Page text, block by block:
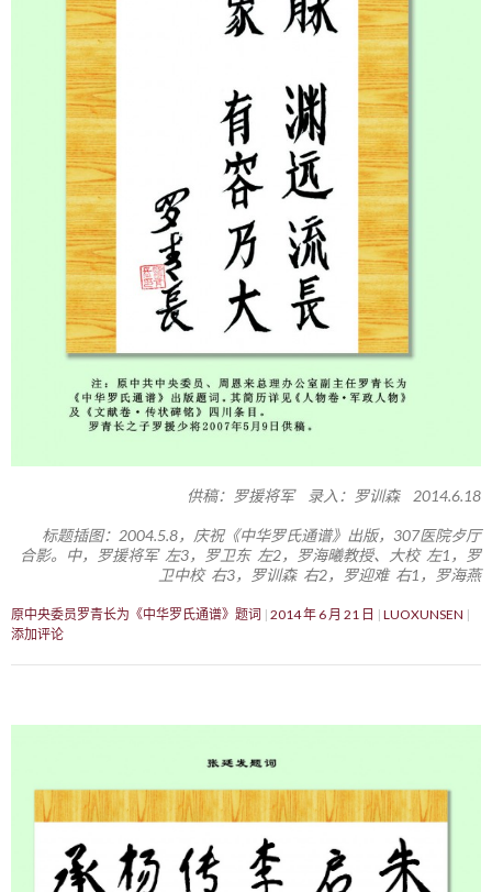
供稿：罗援将军 录入：罗训森 2014.6.18
标题插图：2004.5.8，庆祝《中华罗氏通谱》出版，307医院歺厅
合影。中，罗援将军 左3，罗卫东 左2，罗海曦教授、大校 左1，罗
卫中校 右3，罗训森 右2，罗迎难 右1，罗海燕
原中央委员罗青长为《中华罗氏通谱》题词 2014 年 6 月 21 日
LUOXUNSEN
添加评论